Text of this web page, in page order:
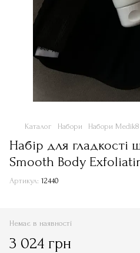
Каталог Набори Набори Medik8
Набір для гладкості
Smooth Body
Артикул: 12440
Немає в наявності
3 024 грн